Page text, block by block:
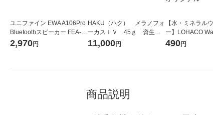
ユニファイン EWA A106Pro
Bluetoothスピーカー FEA-1
06PRB 1台
2,970円
HAKU（ハク） メラノフォ
ーカスＩＶ 45ｇ 資生
堂 おまけ付き
11,000円
【水・ミネラル
ー】LOHACO
コウォーター）
490円
商品説明